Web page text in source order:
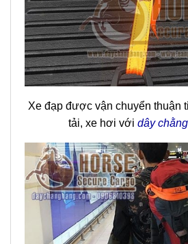
Xe đạp được vận chuyển thuận
tải, xe hơi với dây